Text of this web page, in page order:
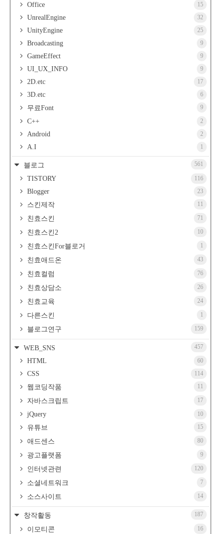
Office 15
UnrealEngine 32
UnityEngine 25
Broadcasting 9
GameEffect 9
UI_UX_INFO 9
2D.etc 17
3D.etc 6
무료Font 9
C++ 2
Android 2
A.I 1
블로그 561
TISTORY 116
Blogger 23
스킨제작 11
친효스킨 71
친효스킨2 10
친효스킨For블로거 1
친효애드온 43
친효컬럼 76
친효상담소 26
친효교육 24
다른스킨 1
블로그연구 159
WEB_SNS 457
HTML 60
CSS 114
웹코딩작품 11
자바스크립트 17
jQuery 10
유튜브 15
애드센스 80
광고플랫폼 9
인터넷관련 120
소셜네트워크 7
소스사이트 14
창작활동 187
이모티콘 16